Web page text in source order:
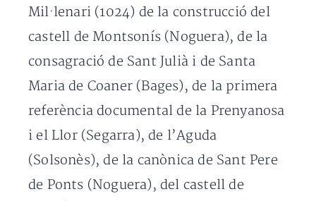
Mil·lenari (1024) de la construcció del
castell de Montsonís (Noguera), de la
consagració de Sant Julià i de Santa
Maria de Coaner (Bages), de la primera
referència documental de la Prenyanosa
i el Llor (Segarra), de l’Aguda
(Solsonès), de la canònica de Sant Pere
de Ponts (Noguera), del castell de